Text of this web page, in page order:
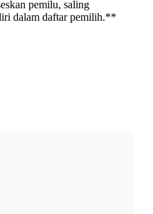
pemilu, saling
dalam daftar pemilih.**